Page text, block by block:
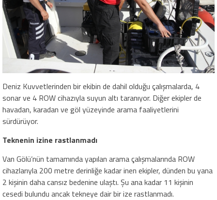
Deniz Kuvvetlerinden bir ekibin de dahil olduğu çalışmalarda, 4
sonar ve 4 ROW cihazıyla suyun altı taranıyor. Diğer ekipler de
havadan, karadan ve göl yüzeyinde arama faaliyetlerini
sürdürüyor.
Teknenin izine rastlanmadı
Van Gölü’nün tamamında yapılan arama çalışmalarında ROW
cihazlarıyla 200 metre derinliğe kadar inen ekipler, dünden bu yana
2 kişinin daha cansız bedenine ulaştı. Şu ana kadar 11 kişinin
cesedi bulundu ancak tekneye dair bir ize rastlanmadı.